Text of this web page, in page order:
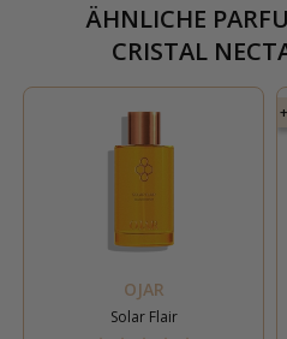
ÄHNLICHE
CRISTAL
OJAR
Solar Flair